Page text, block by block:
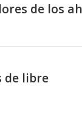
de los
de libre